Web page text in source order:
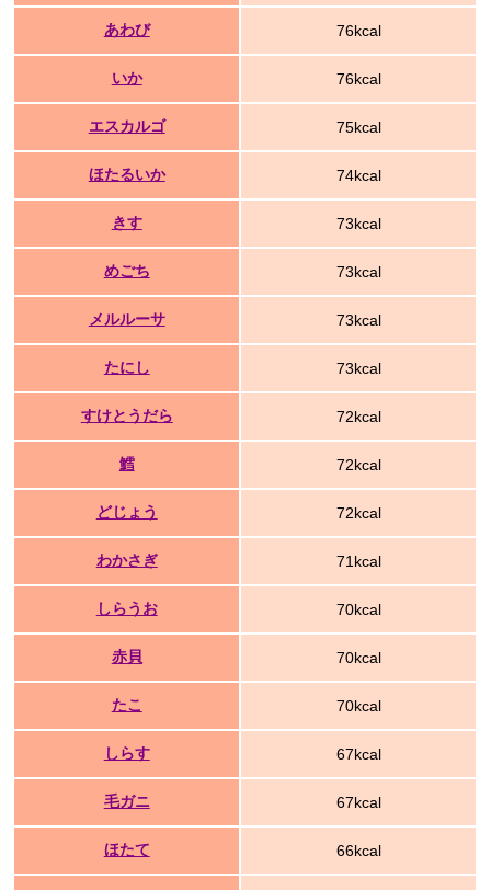
あわび 76kcal
いか 76kcal
エスカルゴ 75kcal
ほたるいか 74kcal
きす 73kcal
めごち 73kcal
メルルーサ 73kcal
たにし 73kcal
すけとうだら 72kcal
鱈 72kcal
どじょう 72kcal
わかさぎ 71kcal
しらうお 70kcal
赤貝 70kcal
たこ 70kcal
しらす 67kcal
毛ガニ 67kcal
ほたて 66kcal